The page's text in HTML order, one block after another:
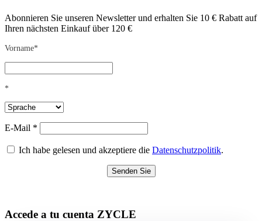
Abonnieren Sie unseren Newsletter und erhalten Sie 10 € Rabatt auf
Ihren nächsten Einkauf über 120 €
Vorname*
*
E-Mail *
Ich habe gelesen und akzeptiere die Datenschutzpolitik.
Accede a tu cuenta ZYCLE